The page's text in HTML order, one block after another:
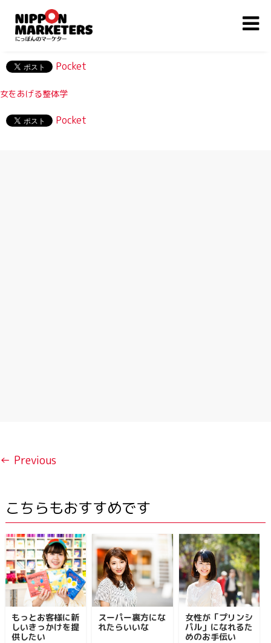
Pocket
女をあげる整体学
Pocket
← Previous
こちらもおすすめです
もっとお客様に新
しいきっかけを提
供したい
スーパー裏方にな
れたらいいな
女性が「プリンシ
パル」になれるた
めのお手伝い